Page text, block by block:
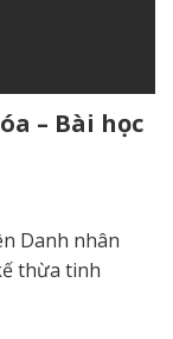
– Bài học
Danh nhân
thừa tinh